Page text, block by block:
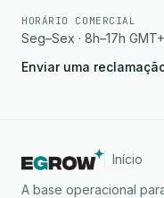
HORÁRIO COMERCIAL
Seg–Sex · 8h–17h
Enviar uma
Início
A base operacional